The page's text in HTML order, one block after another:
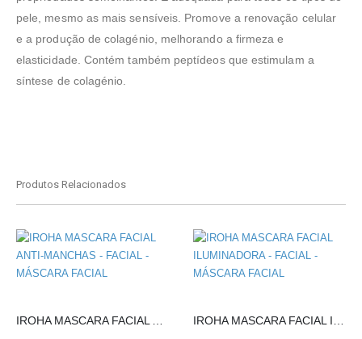
pele, mesmo as mais sensíveis. Promove a renovação celular
e a produção de colagénio, melhorando a firmeza e
elasticidade. Contém também peptídeos que estimulam a
síntese de colagénio.
Produtos Relacionados